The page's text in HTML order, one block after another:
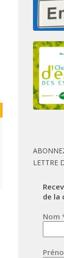
LETTRE
de la
Nom